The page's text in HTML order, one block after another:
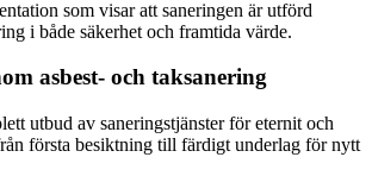
som visar att saneringen är utförd
i både säkerhet och framtida värde.
asbest- och taksanering
utbud av saneringstjänster för eternit och
första besiktning till färdigt underlag för nytt